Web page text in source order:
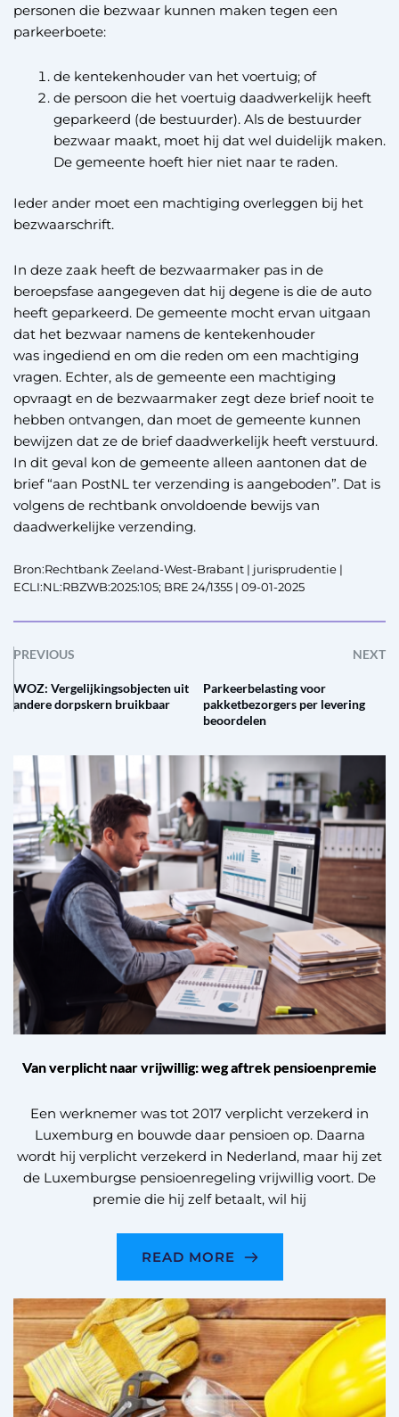
personen die bezwaar kunnen maken tegen een
parkeerboete:
de kentekenhouder van het voertuig; of
de persoon die het voertuig daadwerkelijk heeft
geparkeerd (de bestuurder). Als de bestuurder
bezwaar maakt, moet hij dat wel duidelijk maken.
De gemeente hoeft hier niet naar te raden.
Ieder ander moet een machtiging overleggen bij het
bezwaarschrift.
In deze zaak heeft de bezwaarmaker pas in de
beroepsfase aangegeven dat hij degene is die de auto
heeft geparkeerd. De gemeente mocht ervan uitgaan
dat het bezwaar namens de kentekenhouder
was ingediend en om die reden om een machtiging
vragen. Echter, als de gemeente een machtiging
opvraagt en de bezwaarmaker zegt deze brief nooit te
hebben ontvangen, dan moet de gemeente kunnen
bewijzen dat ze de brief daadwerkelijk heeft verstuurd.
In dit geval kon de gemeente alleen aantonen dat de
brief “aan PostNL ter verzending is aangeboden”. Dat is
volgens de rechtbank onvoldoende bewijs van
daadwerkelijke verzending.
Bron:Rechtbank Zeeland-West-Brabant | jurisprudentie |
ECLI:NL:RBZWB:2025:105; BRE 24/1355 | 09-01-2025
PREVIOUS NEXT
WOZ: Vergelijkingsobjecten uit
andere dorpskern bruikbaar
Parkeerbelasting voor
pakketbezorgers per levering
beoordelen
Van verplicht naar vrijwillig: weg aftrek pensioenpremie
Een werknemer was tot 2017 verplicht verzekerd in
Luxemburg en bouwde daar pensioen op. Daarna
wordt hij verplicht verzekerd in Nederland, maar hij zet
de Luxemburgse pensioenregeling vrijwillig voort. De
premie die hij zelf betaalt, wil hij
READ MORE